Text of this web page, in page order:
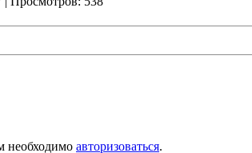
необходимо авторизоваться.